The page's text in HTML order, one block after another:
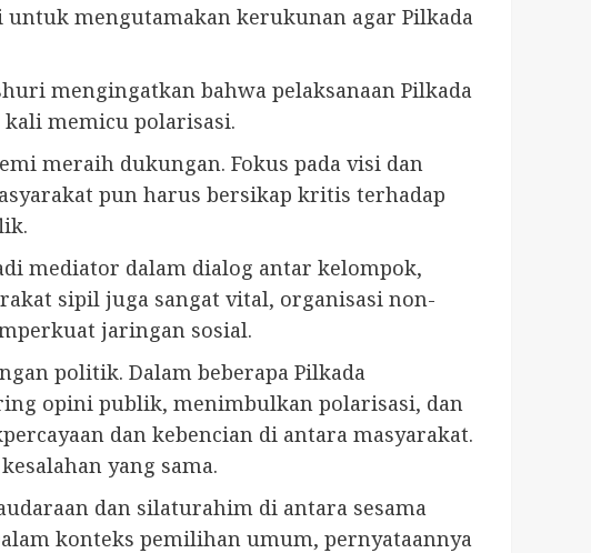
untuk mengutamakan kerukunan agar Pilkada
mengingatkan bahwa pelaksanaan Pilkada
memicu polarisasi.
meraih dukungan. Fokus pada visi dan
pun harus bersikap kritis terhadap
mediator dalam dialog antar kelompok,
sipil juga sangat vital, organisasi non-
jaringan sosial.
politik. Dalam beberapa Pilkada
opini publik, menimbulkan polarisasi, dan
dan kebencian di antara masyarakat.
yang sama.
dan silaturahim di antara sesama
konteks pemilihan umum, pernyataannya